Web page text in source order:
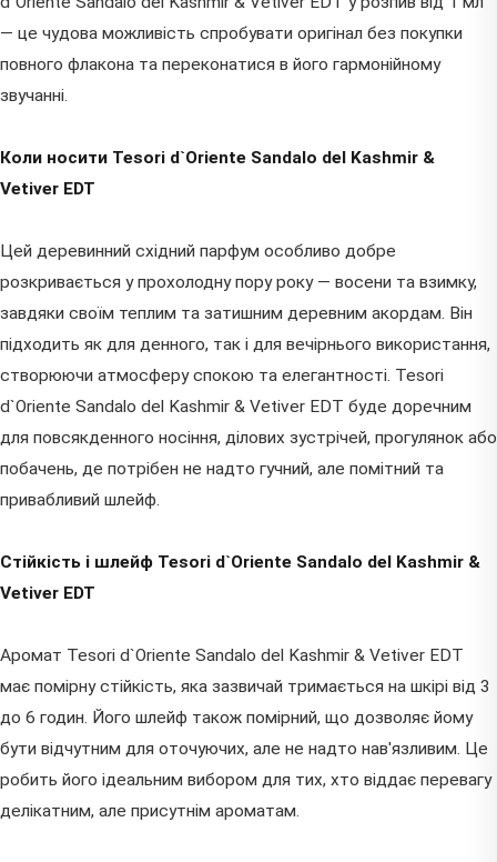
— це чудова можливість спробувати оригінал без покупки
повного флакона та переконатися в його гармонійному
звучанні.
Коли носити Tesori d`Oriente Sandalo del Kashmir &
Vetiver EDT
Цей деревинний східний парфум особливо добре
розкривається у прохолодну пору року — восени та взимку,
завдяки своїм теплим та затишним деревним акордам. Він
підходить як для денного, так і для вечірнього використання,
створюючи атмосферу спокою та елегантності. Tesori
d`Oriente Sandalo del Kashmir & Vetiver EDT буде доречним
для повсякденного носіння, ділових зустрічей, прогулянок або
побачень, де потрібен не надто гучний, але помітний та
привабливий шлейф.
Стійкість і шлейф Tesori d`Oriente Sandalo del Kashmir &
Vetiver EDT
Аромат Tesori d`Oriente Sandalo del Kashmir & Vetiver EDT
має помірну стійкість, яка зазвичай тримається на шкірі від 3
до 6 годин. Його шлейф також помірний, що дозволяє йому
бути відчутним для оточуючих, але не надто нав'язливим. Це
робить його ідеальним вибором для тих, хто віддає перевагу
делікатним, але присутнім ароматам.